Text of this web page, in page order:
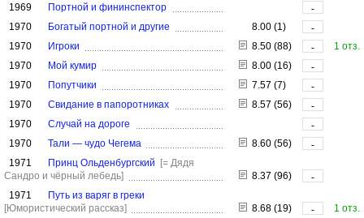
1969 Портной и фининспектор
-
1970
Богатый портной и другие 8.00 (1)
-
1970
Игроки 8.50 (88) -
1 отз.
1970
Мой кумир 8.00 (16)
-
1970
Попутчики 7.57 (7)
-
1970
Свидание в папоротниках 8.57 (56)
-
1970
Случай на дороге
-
1970
Тали — чудо Чегема 8.60 (56)
-
1971
Принц Ольденбургский
[= Дядя
Сандро и чёрный лебедь]
8.37 (96)
-
1971
Путь из варяг в греки
[Юмористический рассказ]
8.68 (19) -
1 отз.